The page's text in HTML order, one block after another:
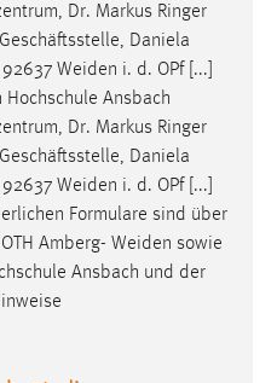
Dr. Markus Ringer
Daniela
92637 Weiden i. d. OPf [...]
Hochschule Ansbach
Dr. Markus Ringer
Daniela
92637 Weiden i. d. OPf [...]
Formulare sind über
Amberg- Weiden sowie
Ansbach und der